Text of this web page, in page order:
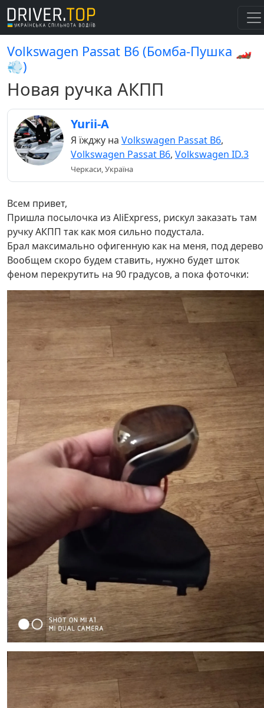
Volkswagen Passat B6 (Бомба-Пушка 🏎️
💨)
Новая ручка АКПП
Yurii-A
Я їжджу на Volkswagen Passat B6,
Volkswagen Passat B6, Volkswagen ID.3
Черкаси, Україна
Всем привет,
Пришла посылочка из AliExpress, рискул заказать там
ручку АКПП так как моя сильно подустала.
Брал максимально офигенную как на меня, под
Вообщем скоро будем ставить, нужно будет шток
феном перекрутить на 90 градусов, а пока фоточки: